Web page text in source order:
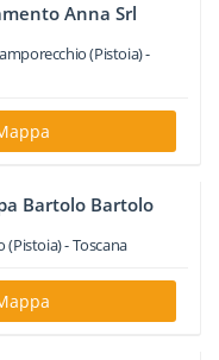
Anna Srl
(Pistoia) -
Bartolo Bartolo
(Pistoia) -Toscana